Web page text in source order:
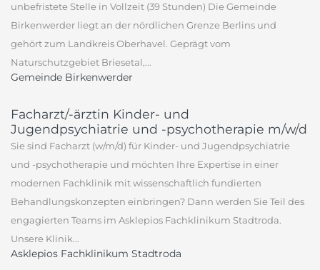
unbefristete Stelle in Vollzeit (39 Stunden) Die Gemeinde
Birkenwerder liegt an der nördlichen Grenze Berlins und
gehört zum Landkreis Oberhavel. Geprägt vom
Naturschutzgebiet Briesetal,...
Gemeinde Birkenwerder
Facharzt/-ärztin Kinder- und
Jugendpsychiatrie und -psychotherapie m/w/d
Sie sind Facharzt (w/m/d) für Kinder- und Jugendpsychiatrie
und -psychotherapie und möchten Ihre Expertise in einer
modernen Fachklinik mit wissenschaftlich fundierten
Behandlungskonzepten einbringen? Dann werden Sie Teil des
engagierten Teams im Asklepios Fachklinikum Stadtroda.
Unsere Klinik...
Asklepios Fachklinikum Stadtroda